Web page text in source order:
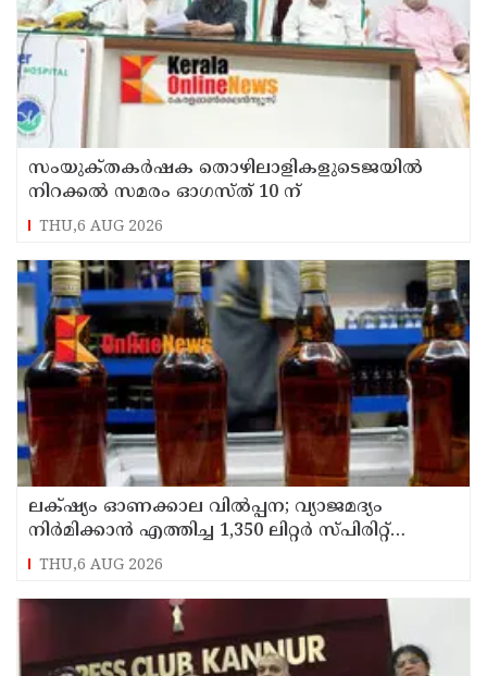
സംയുക്‌തകർഷക തൊഴിലാളികളുടെജയിൽ
നിറക്കൽ സമരം ഓഗസ്ത് 10 ന്
THU,6 AUG 2026
ലക്‌ഷ്യം ഓണക്കാല വിൽപ്പന; വ്യാജമദ്യം
നിർമിക്കാൻ എത്തിച്ച 1,350 ലിറ്റർ സ്പിരിറ്റ്
പിടികൂടി; രണ്ട് പേർ അറസ്റ്റിൽ
THU,6 AUG 2026